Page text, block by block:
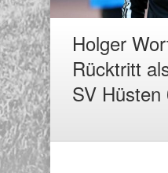
Holger
Rücktritt
SV Hüsten